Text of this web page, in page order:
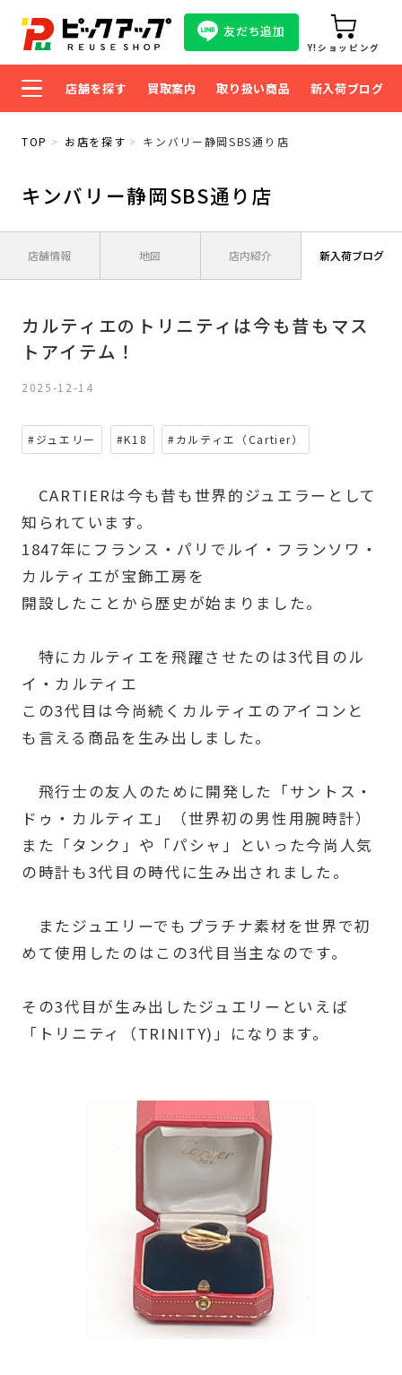
友だち追加
Y!ショッピング
店舗を探す 買取案内 取り扱い商品 新入荷ブログ
TOP お店を探す キンバリー静岡SBS通り店
キンバリー静岡SBS通り店
店舗情報 地図 店内紹介 新入荷ブログ
カルティエのトリニティは今も昔もマス
トアイテム！
2025-12-14
#ジュエリー #K18 #カルティエ（Cartier）
CARTIERは今も昔も世界的ジュエラーとして
知られています。
1847年にフランス・パリでルイ・フランソワ・
カルティエが宝飾工房を
開設したことから歴史が始まりました。
特にカルティエを飛躍させたのは3代目のル
イ・カルティエ
この3代目は今尚続くカルティエのアイコンと
も言える商品を生み出しました。
飛行士の友人のために開発した「サントス・
ドゥ・カルティエ」（世界初の男性用腕時計）
また「タンク」や「パシャ」といった今尚人気
の時計も3代目の時代に生み出されました。
またジュエリーでもプラチナ素材を世界で初
めて使用したのはこの3代目当主なのです。
その3代目が生み出したジュエリーといえば
「トリニティ（TRINITY)」になります。